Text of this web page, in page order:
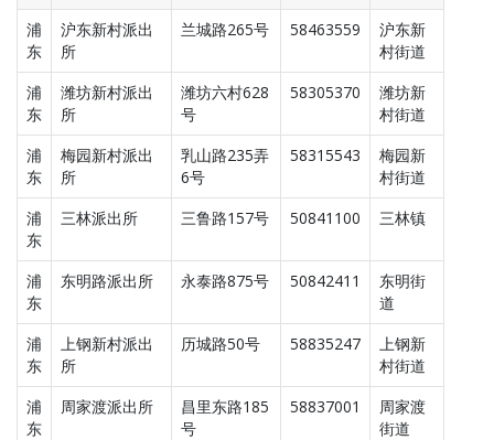
浦
东
沪东新村派出
所
兰城路265号 58463559
沪东新
村街道
浦
东
潍坊新村派出
所
潍坊六村628
号
58305370
潍坊新
村街道
浦
东
梅园新村派出
所
乳山路235弄
6号
58315543
梅园新
村街道
浦
东
三林派出所 三鲁路157号 50841100 三林镇
浦
东
东明路派出所 永泰路875号 50842411
东明街
道
浦
东
上钢新村派出
所
历城路50号 58835247
上钢新
村街道
浦
东
周家渡派出所
昌里东路185
号
58837001
周家渡
街道